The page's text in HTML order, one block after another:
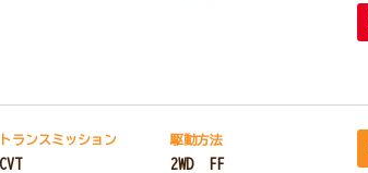
トランス ミッション
CVT
駆動方法
2WD FF